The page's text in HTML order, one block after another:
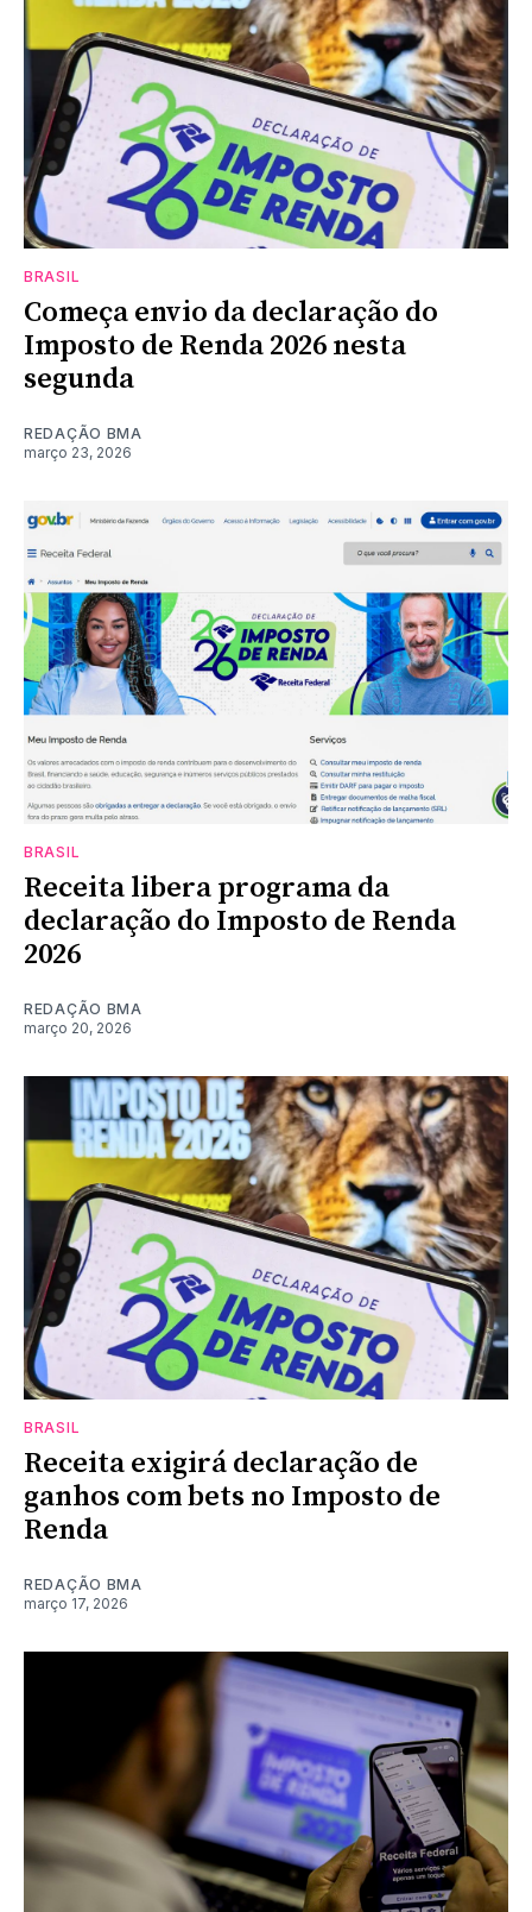
BRASIL
Começa envio da declaração do
Imposto de Renda 2026 nesta
segunda
REDAÇÃO BMA
março 23, 2026
BRASIL
Receita libera programa da
declaração do Imposto de Renda
2026
REDAÇÃO BMA
março 20, 2026
BRASIL
Receita exigirá declaração de
ganhos com bets no Imposto de
Renda
REDAÇÃO BMA
março 17, 2026